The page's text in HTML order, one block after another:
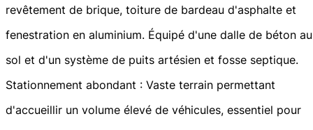
revêtement de brique, toiture de bardeau d'asphalte et
fenestration en aluminium. Équipé d'une dalle de béton au
sol et d'un système de puits artésien et fosse septique.
Stationnement abondant : Vaste terrain permettant
d'accueillir un volume élevé de véhicules, essentiel pour